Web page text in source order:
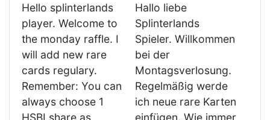
Hello splinterlands
player. Welcome to
the monday raffle. I
will add new rare
cards regulary.
Remember: You can
always choose 1
HSBI share as
Hallo liebe
Splinterlands
Spieler. Willkommen
bei der
Montagsverlosung.
Regelmäßig werde
ich neue rare Karten
einfügen. Wie immer